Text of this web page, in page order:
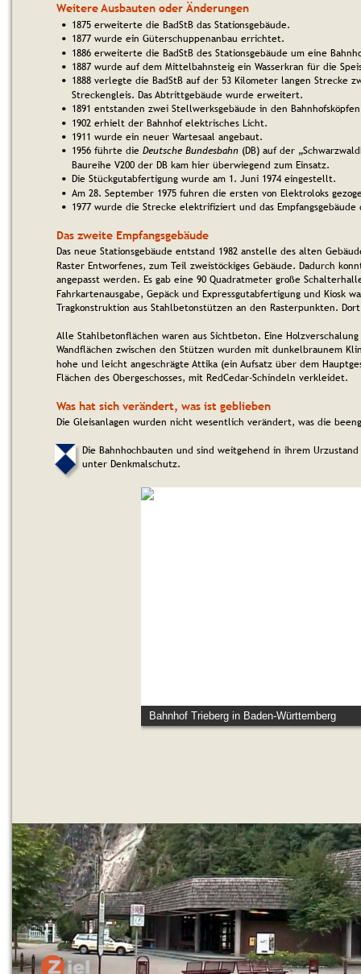
Weitere Ausbauten oder Änderungen
• 1875 erweiterte die BadStB das Stationsgebäude.
• 1877 wurde ein Güterschuppenanbau errichtet.
• 1886 erweiterte die BadStB des Stationsgebäude um eine
• 1887 wurde auf dem Mittelbahnsteig ein Wasserkran für die
• 1888 verlegte die BadStB auf der 53 Kilometer langen Strecke
Streckengleis. Das Abtrittgebäude wurde erweitert.
• 1891 entstanden zwei Stellwerksgebäude in den
• 1902 erhielt der Bahnhof elektrisches Licht.
• 1911 wurde ein neuer Wartesaal angebaut.
• 1956 führte die Deutsche Bundesbahn (DB) auf der
Baureihe V200 der DB kam hier überwiegend zum Einsatz.
• Die Stückgutabfertigung wurde am 1. Juni 1974 eingestellt.
• Am 28. September 1975 fuhren die ersten von Elektroloks
• 1977 wurde die Strecke elektrifiziert und das
Das zweite Empfangsgebäude
Das neue Stationsgebäude entstand 1982 anstelle des alten
Raster Entworfenes, zum Teil zweistöckiges Gebäude. Dadurch
angepasst werden. Es gab eine 90 Quadratmeter große
Fahrkartenausgabe, Gepäck und Expressgutabfertigung und Kiosk
Tragkonstruktion aus Stahlbetonstützen an den Rasterpunkten.
Alle Stahlbetonflächen waren aus Sichtbeton. Eine
Wandflächen zwischen den Stützen wurden mit dunkelbraunem
hohe und leicht angeschrägte Attika (ein Aufsatz über dem
Flächen des Obergeschosses, mit RedCedar-Schindeln verkleidet.
Was hat sich verändert, was ist geblieben
Die Gleisanlagen wurden nicht wesentlich verändert, was die
Die Bahnhochbauten und sind weitgehend in ihrem
unter Denkmalschutz.
Bahnhof Trieberg in Baden-Württemberg